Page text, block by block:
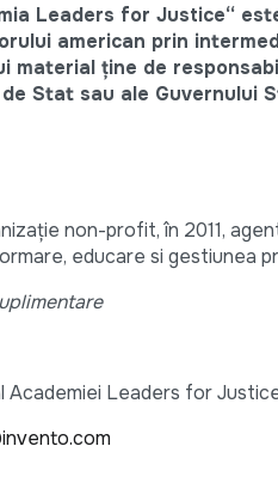
Leaders for Justice“
american prin
material ţine de
Stat sau ale Guvernului
non-profit, în 2011,
educare si gestiunea
Academiei Leaders for